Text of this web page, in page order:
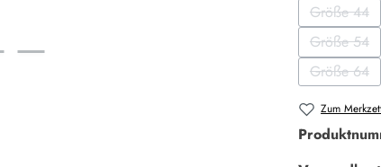
Größe 44
(Diese
Größe 54
(Diese
Größe 64
(Diese
Zum